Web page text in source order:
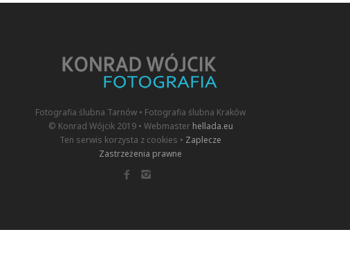
Fotografia ślubna Tarnów • Fotografia ślubna Kraków
© Konrad Wójcik 2019 • Webmaster hellada.eu
Ten serwis korzysta z cookies • Zaplecze
Zastrzeżenia prawne